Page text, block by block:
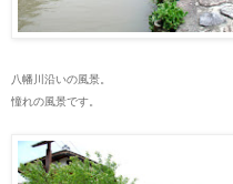
八幡川沿いの風景。
憧れの風景です。